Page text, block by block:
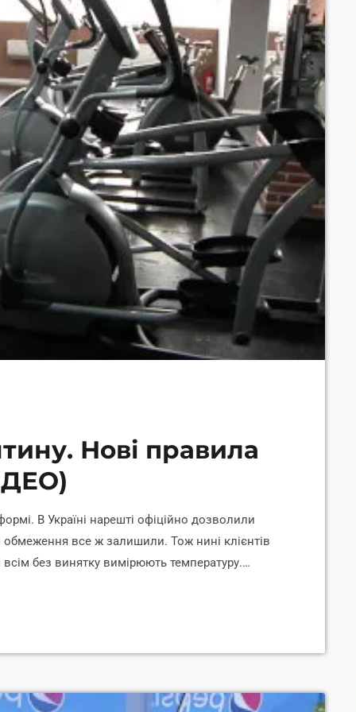
Нові правила
В Україні нарешті офіційно дозволили
все ж залишили. Тож нині клієнтів
всім без винятку вимірюють температуру.
ЗМІ Посольства США в Україні.